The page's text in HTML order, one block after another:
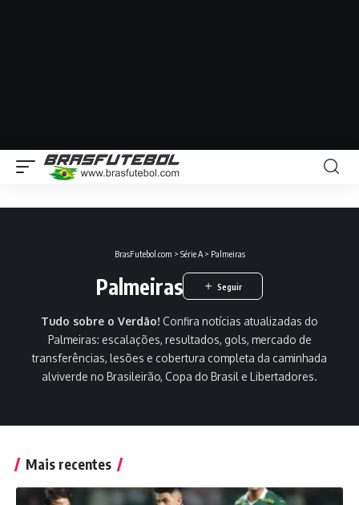
BrasFutebol.com > Série A> Palmeiras
Palmeiras
Tudo sobre o Verdão! Confira notícias atualizadas do
Palmeiras: escalações, resultados, gols, mercado de
transferências, lesões e cobertura completa da caminhada
alviverde no Brasileirão, Copa do Brasil e Libertadores.
Mais recentes